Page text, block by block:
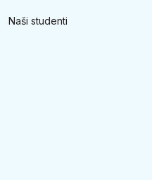
Naši studenti